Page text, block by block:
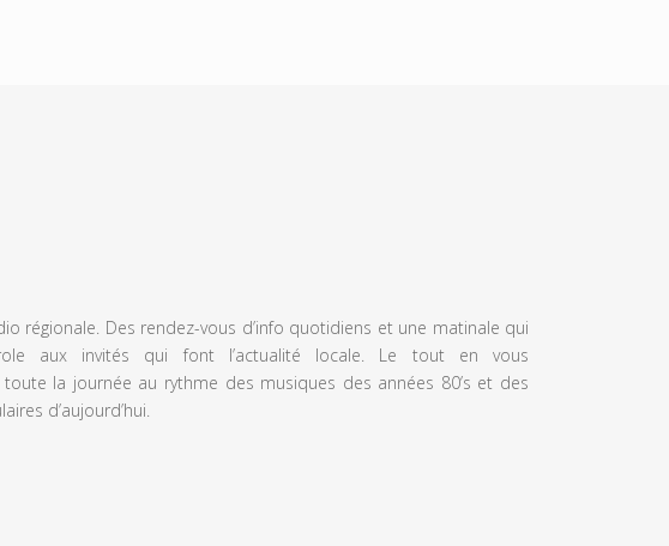
régionale. Des rendez-vous d’info quotidiens et une matinale qui
aux invités qui font l’actualité locale. Le tout en vous
la journée au rythme des musiques des années 80’s et des
d’aujourd’hui.